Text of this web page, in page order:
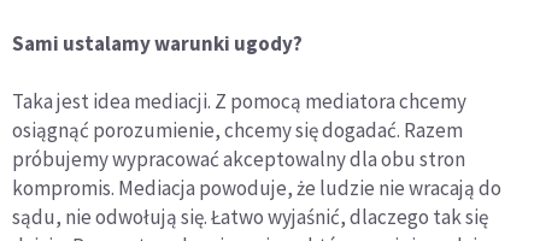
Sami ustalamy warunki ugody?
Taka jest idea mediacji. Z pomocą mediatora chcemy
osiągnąć porozumienie, chcemy się dogadać. Razem
próbujemy wypracować akceptowalny dla obu stron
kompromis. Mediacja powoduje, że ludzie nie wracają do
sądu, nie odwołują się. Łatwo wyjaśnić, dlaczego tak się